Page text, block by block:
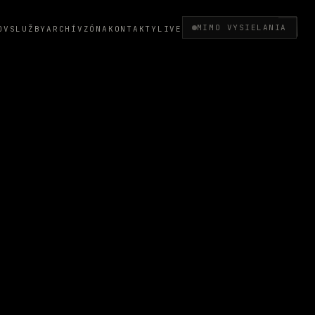
SLUŽBY ARCHÍV ZÓNA KONTAKTY LIVE MIMO VYSIELANIA